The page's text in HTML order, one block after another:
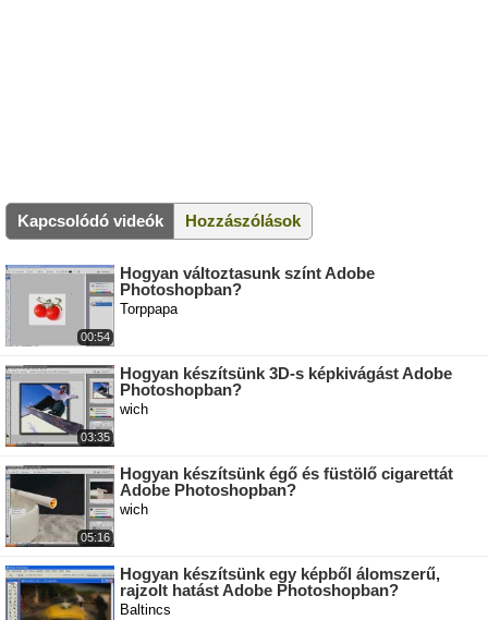
Kapcsolódó videók Hozzászólások
00:54
Hogyan változtasunk színt Adobe
Photoshopban?
Torppapa
03:35
Hogyan készítsünk 3D-s képkivágást Adobe
Photoshopban?
wich
05:16
Hogyan készítsünk égő és füstölő cigarettát
Adobe Photoshopban?
wich
Hogyan készítsünk egy képből álomszerű,
rajzolt hatást Adobe Photoshopban?
Baltincs